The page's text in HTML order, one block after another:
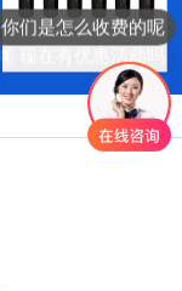
你们是怎么收费的呢
现在有优惠活动吗